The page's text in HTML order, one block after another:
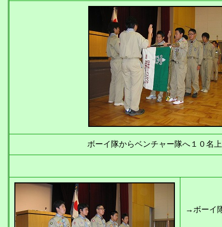
ボーイ隊からベンチャー隊へ１０名
→ボーイ